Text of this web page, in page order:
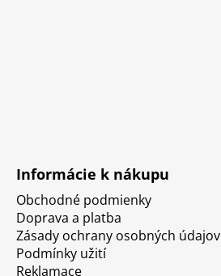
Informácie k nákupu
Obchodné podmienky
Doprava a platba
Zásady ochrany osobných údajov
Podmínky užití
Reklamace